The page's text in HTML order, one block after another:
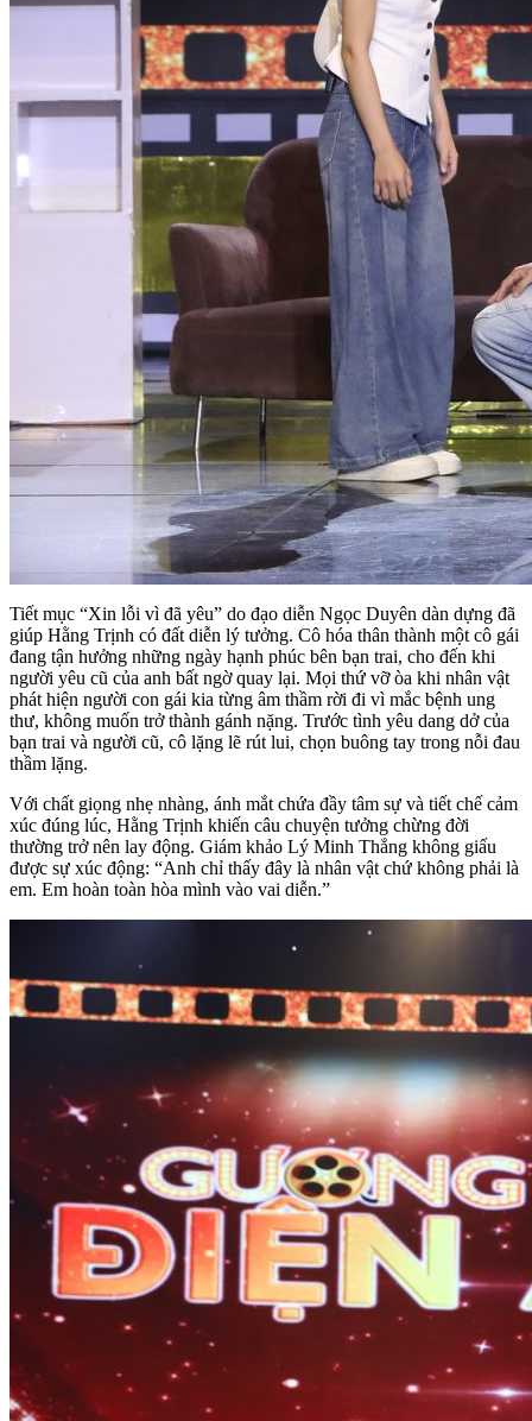
Tiết mục “Xin lỗi vì đã yêu” do đạo diễn Ngọc Duyên dàn dựng đã
giúp Hằng Trịnh có đất diễn lý tưởng. Cô hóa thân thành một cô gái
đang tận hưởng những ngày hạnh phúc bên bạn trai, cho đến khi
người yêu cũ của anh bất ngờ quay lại. Mọi thứ vỡ òa khi nhân vật
phát hiện người con gái kia từng âm thầm rời đi vì mắc bệnh ung
thư, không muốn trở thành gánh nặng. Trước tình yêu dang dở của
bạn trai và người cũ, cô lặng lẽ rút lui, chọn buông tay trong nỗi đau
thầm lặng.
Với chất giọng nhẹ nhàng, ánh mắt chứa đầy tâm sự và tiết chế cảm
xúc đúng lúc, Hằng Trịnh khiến câu chuyện tưởng chừng đời
thường trở nên lay động. Giám khảo Lý Minh Thắng không giấu
được sự xúc động: “Anh chỉ thấy đây là nhân vật chứ không phải là
em. Em hoàn toàn hòa mình vào vai diễn.”